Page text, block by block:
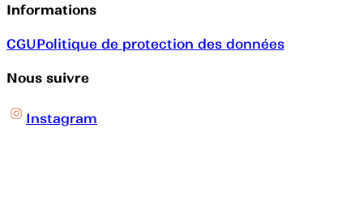
Informations
CGUPolitique de protection des données
Nous suivre
Instagram